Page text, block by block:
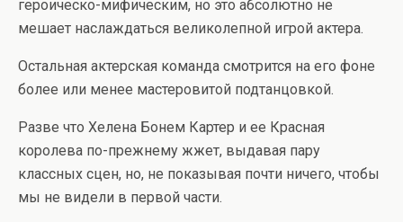
героическо-мифическим, но это абсолютно не
мешает наслаждаться великолепной игрой актера.
Остальная актерская команда смотрится на его фоне
более или менее мастеровитой подтанцовкой.
Разве что Хелена Бонем Картер и ее Красная
королева по-прежнему жжет, выдавая пару
классных сцен, но, не показывая почти ничего, чтобы
мы не видели в первой части.